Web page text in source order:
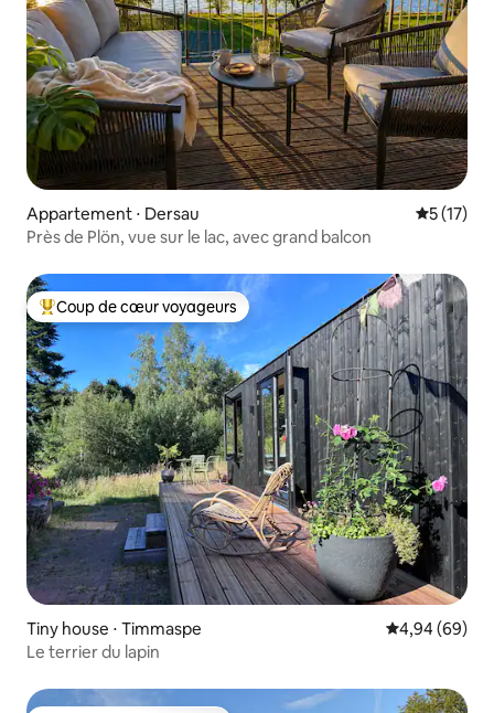
Appartement ⋅ Dersau
5 (17)
Près de Plön, vue sur le lac, avec grand balcon
Coups de cœur voyageurs les plus appréciés
Coup de cœur voyageurs
Tiny house ⋅ Timmaspe Évaluation
4,94 (69)
Le terrier du lapin